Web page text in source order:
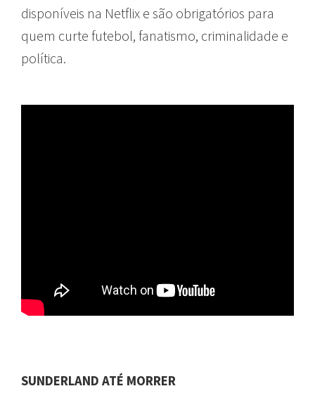
disponíveis na Netflix e são obrigatórios para
quem curte futebol, fanatismo, criminalidade e
política.
SUNDERLAND ATÉ MORRER